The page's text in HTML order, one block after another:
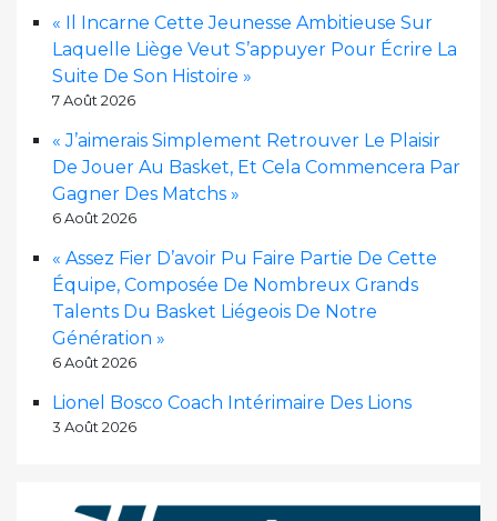
« Il Incarne Cette Jeunesse Ambitieuse Sur
Laquelle Liège Veut S’appuyer Pour Écrire La
Suite De Son Histoire »
7 Août 2026
« J’aimerais Simplement Retrouver Le Plaisir
De Jouer Au Basket, Et Cela Commencera Par
Gagner Des Matchs »
6 Août 2026
« Assez Fier D’avoir Pu Faire Partie De Cette
Équipe, Composée De Nombreux Grands
Talents Du Basket Liégeois De Notre
Génération »
6 Août 2026
Lionel Bosco Coach Intérimaire Des Lions
3 Août 2026